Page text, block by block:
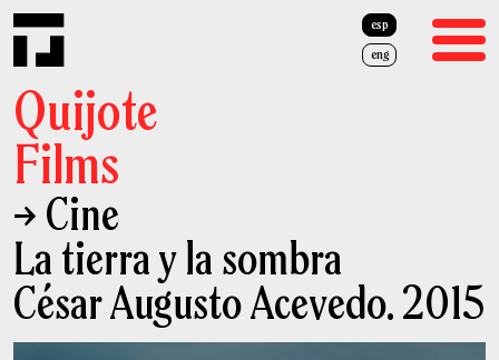
esp
eng
Cine
Publicidad
Quiénes Somos
Quijote
Films
→ Cine
La tierra y la sombra
César Augusto Acevedo. 2015